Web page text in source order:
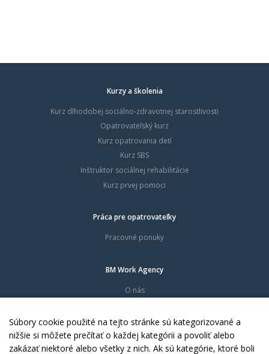
Kurzy a školenia
Kurz dlhodobej sociálno-zdravotnej starostlivosti
Opatrovateľský kurz
Kurz opatrovania detí
Kurz SBS
Inštruktor sociálnej rehabilitácie
Kurz prvej pomoci
Práca pre opatrovateľky
Pracovné ponuky
BM Work Agency
O nás
Dokumenty
Kontakty
Súbory cookie použité na tejto stránke sú kategorizované a
nižšie si môžete prečítať o každej kategórii a povoliť alebo
zakázať niektoré alebo všetky z nich. Ak sú kategórie, ktoré boli